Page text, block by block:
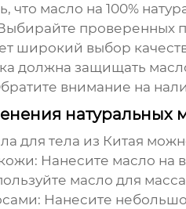
что масло на 100%
проверенных
широкий выбор
должна защищать
внимание на
натуральных
для тела из Китая
Нанесите масло на
масло для
Нанесите